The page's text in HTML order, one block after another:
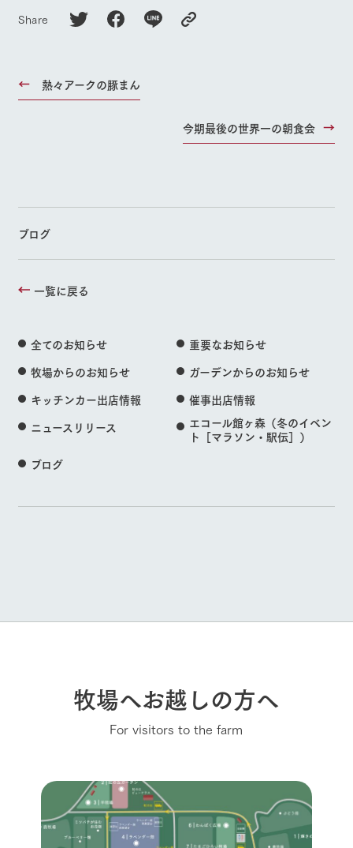
Share
熱々アークの豚まん
今期最後の世界一の朝食会
ブログ
一覧に戻る
全てのお知らせ
重要なお知らせ
牧場からのお知らせ
ガーデンからのお知らせ
キッチンカー出店情報
催事出店情報
ニュースリリース
エコール館ヶ森（冬のイベン
ト［マラソン・駅伝］）
ブログ
牧場へお越しの方へ
For visitors to the farm